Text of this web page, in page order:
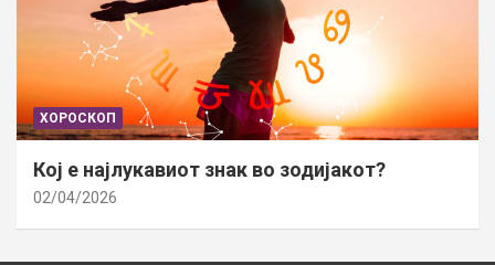
ХОРОСКОП
Кој е најлукавиот знак во зодијакот?
02/04/2026